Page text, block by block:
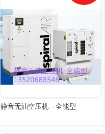
静音无油空压机—全能型